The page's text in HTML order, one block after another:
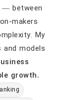
— between
makers
My
and models
growth.